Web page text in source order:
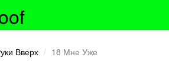
Вверх 18 Мне Уже